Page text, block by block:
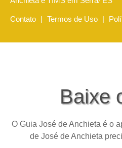
Contato | Termos de Uso |
Baixe
O Guia José de Anchieta é o
de José de Anchieta